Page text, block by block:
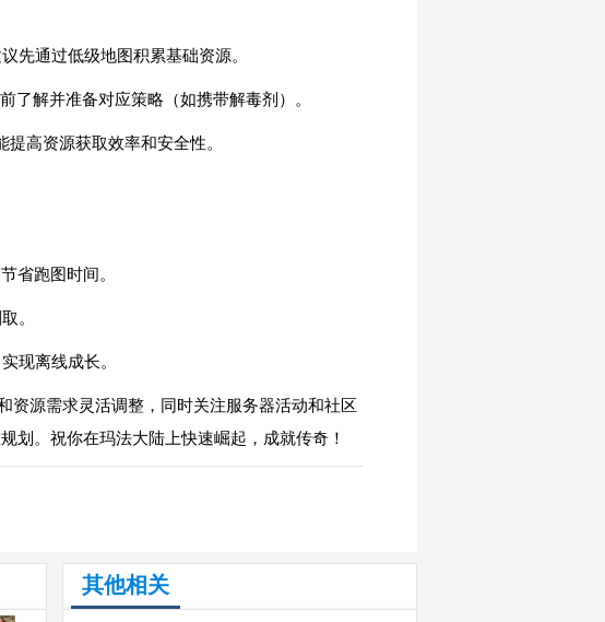
先通过低级地图积累基础资源。
了解并准备对应策略（如携带解毒剂）。
高资源获取效率和安全性。
省跑图时间。
。
现离线成长。
资源需求灵活调整，同时关注服务器活动和社区
划。祝你在玛法大陆上快速崛起，成就传奇！
其他相关